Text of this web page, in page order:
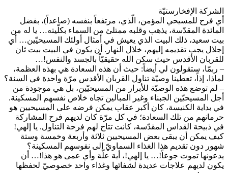
الشركة الإفخارستيّة
أي فرح للمسيحي المؤمن، الّذي، مرتفعاً بنفسه (صاعداً)، بفضل
المائدة المقدّسة، يذهب وقلبه ممتلئ من السماء بكلّيته… يا له من
بيت سعيد، ذلك البيت الذي يعيش في أمثال أولئك المسيحيّين… أي
إجلال يجب تقديمه إليهم، خلال النهار. أن يكون في البيت بيت ثان
للقربان الأقدس حيث سكن الله حقيقيّاً بالجسد والنفس!…
– ربمّا، ستقولون لي أيضاً: حيث أن هذه السعادة هي بهذه العظمة،
لماذا، إذاً، تعطينا وصيّة تناول القربان الأقدس مرّة واحدة في السنة؟
– لم توضع هذه الوصيّة للأبرار من المسيحيّين، بل هي موجودة من
أجل المسيحيّين الجبناء وغير المبالين تجاه خلاص نفسهم المسكينة.
في بداية الكنيسة، كان أكبر عقاب يمكن فرضه على المسيحيين هو
حرمانهم من تلك السعادة؛ في كل مرّة كان لديهم فرح المشاركة
في ذبيحة القداس المقدّسة، كانت تتاح لهم فرحة التناول. يا إلهي!
كيف يمكن أن يبقى بعض المسيحيين ثلاثة وأربعة وخمسة وستة
شهور دون تقديم هذا الغذاء السماويّ إلى نفوسهم المسكينة؟
يدعونها تموت جوعاً!… يا إلهي!، أية علّة وأي عمى هو هذا!… أن
يكون لديهم علاجات عديدة لشفائها وغذاء واحد خصوصيّ لحفظها